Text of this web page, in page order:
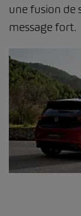
une fusion de
message fort.